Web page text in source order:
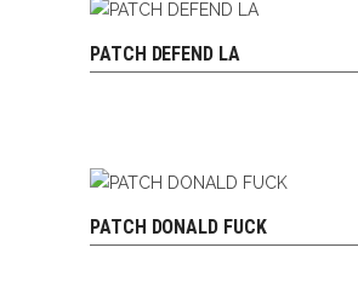
AJOUTER AU PANIER
PATCH DEFEND LA
AJOUTER AU PANIER
PATCH DONALD FUCK